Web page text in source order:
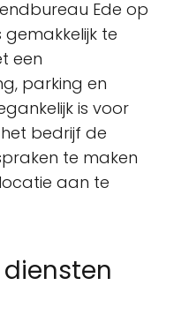
Ede op
gemakkelijk te
een
parking en
is voor
bedrijf de
te maken
aan te